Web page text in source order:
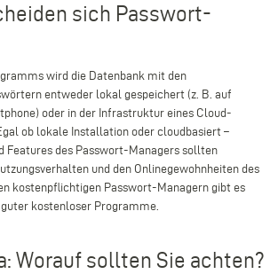
sich Passwort-
wird die Datenbank mit den
entweder lokal gespeichert (z. B. auf
oder in der Infrastruktur eines Cloud-
ob lokale Installation oder cloudbasiert –
Features des Passwort-Managers sollten
und den Onlinegewohnheiten des
kostenpflichtigen Passwort-Managern gibt es
kostenloser Programme.
Worauf sollten Sie achten?